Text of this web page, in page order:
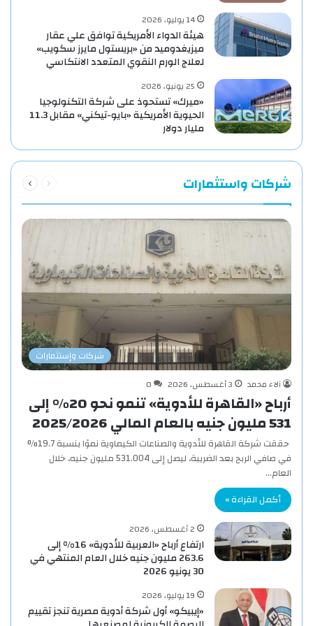
14 يوليو، 2026
هيئة الدواء الأمريكية توافق علي عقار
ميزيغدوميد من «بريستول مايرز سكويب»
لعلاج الورم النقوي المتعدد الانتكاسي
25 يونيو، 2026
«ميرك» تستحوذ على شركة التكنولوجيا
الحيوية الأمريكية «بايو-تيكني» مقابل 11.3
مليار دولار
شركات واستثمارات الصفحةالصفحة
شركات وإستثمارات
آلاء محمد
3 أغسطس، 2026 0
أرباح «القاهرة للأدوية» تنمو نحو 20% إلى
531 مليون جنيه بالعام المالي 2025/2026
حققت شركة القاهرة للأدوية والصناعات الكيماوية نموًا بنسبة 19.7%
في صافي الربح بعد الضريبة، ليصل إلى 531.004 مليون جنيه، خلال
العام…
أكمل القراءة »
2 أغسطس، 2026
ارتفاع أرباح «العربية للأدوية» 16% إلى
263.6 مليون جنيه خلال العام المنتهي في
30 يونيو 2026
19 يوليو، 2026
«إيبيكو» أول شركة أدوية مصرية تنجز تقييم